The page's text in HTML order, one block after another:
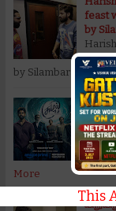
feast
by
feast
by Silambarasan TR!
Prime
Tamil
Prime
Tamil
2,
More
This